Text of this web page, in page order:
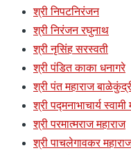
श्री निपटनिरंजन
श्री निरंजन रघुनाथ
श्री नृसिंह सरस्वती
श्री पंडित काका धनागरे
श्री पंत महाराज
श्री पद्मनाभाचार्य स्वामी
श्री परमात्मराज महाराज
श्री पाचलेगावकर